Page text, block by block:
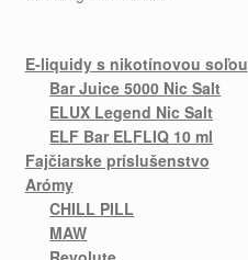
E-liquidy s nikotínovou soľou
Bar Juice 5000 Nic Salt
ELUX Legend Nic Salt
ELF Bar ELFLIQ 10 ml
Fajčiarske príslušenstvo
Arómy
CHILL PILL
MAW